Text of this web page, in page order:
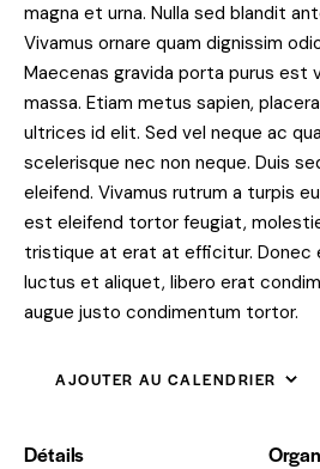
magna et urna. Nulla sed blandit
Vivamus ornare quam dignissim
Maecenas gravida porta purus est
massa. Etiam metus sapien,
ultrices id elit. Sed vel neque ac
scelerisque nec non neque. Duis
eleifend. Vivamus rutrum a turpis
est eleifend tortor feugiat,
tristique at erat at efficitur. Donec
luctus et aliquet, libero erat
augue justo condimentum tortor.
AJOUTER AU CALENDRIER
Détails